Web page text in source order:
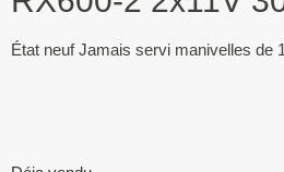
État neuf Jamais servi manivelles de